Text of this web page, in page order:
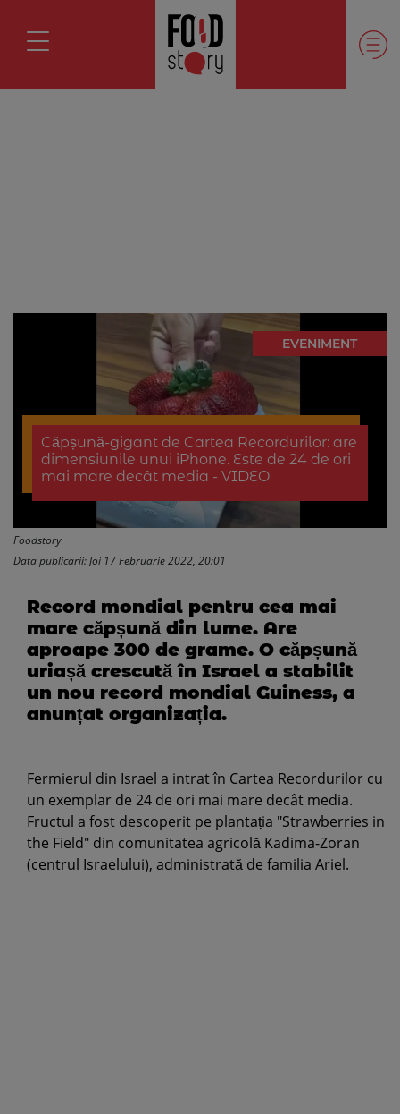
EVENIMENT
Căpșună-gigant de Cartea Recordurilor: are
dimensiunile unui iPhone. Este de 24 de ori
mai mare decât media - VIDEO
Foodstory
Data publicarii: Joi 17 Februarie 2022, 20:01
Record mondial pentru cea mai
mare căpșună din lume. Are
aproape 300 de grame. O căpșună
uriașă crescută în Israel a stabilit
un nou record mondial Guiness, a
anunțat organizația.
Fermierul din Israel a intrat în Cartea Recordurilor cu
un exemplar de 24 de ori mai mare decât media.
Fructul a fost descoperit pe plantația "Strawberries in
the Field" din comunitatea agricolă Kadima-Zoran
(centrul Israelului), administrată de familia Ariel.